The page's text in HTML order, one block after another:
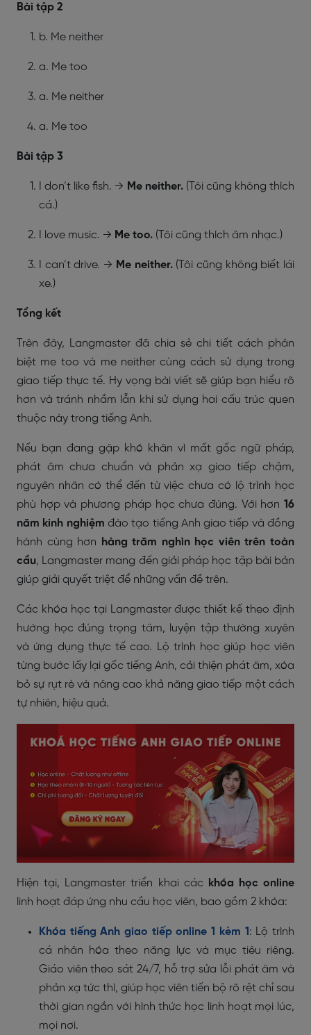
Bài tập 2
b. Me neither
a. Me too
a. Me neither
a. Me too
Bài tập 3
I don’t like fish. → Me neither. (Tôi cũng không thích
cá.)
I love music. → Me too. (Tôi cũng thích âm nhạc.)
I can’t drive. → Me neither. (Tôi cũng không biết lái
xe.)
Tổng kết
Trên đây, Langmaster đã chia sẻ chi tiết cách phân
biệt me too và me neither cùng cách sử dụng trong
giao tiếp thực tế. Hy vọng bài viết sẽ giúp bạn hiểu rõ
hơn và tránh nhầm lẫn khi sử dụng hai cấu trúc quen
thuộc này trong tiếng Anh.
Nếu bạn đang gặp khó khăn vì mất gốc ngữ pháp,
phát âm chưa chuẩn và phản xạ giao tiếp chậm,
nguyên nhân có thể đến từ việc chưa có lộ trình học
phù hợp và phương pháp học chưa đúng. Với hơn 16
năm kinh nghiệm đào tạo tiếng Anh giao tiếp và đồng
hành cùng hơn
hàng trăm nghìn học viên trên toàn
cầu, Langmaster mang đến giải pháp học tập bài bản
giúp giải quyết triệt để những vấn đề trên.
Các khóa học tại Langmaster được thiết kế theo định
hướng học đúng trọng tâm, luyện tập thường xuyên
và ứng dụng thực tế cao. Lộ trình học giúp học viên
từng bước lấy lại gốc tiếng Anh, cải thiện phát âm, xóa
bỏ sự rụt rè và nâng cao khả năng giao tiếp một cách
tự nhiên, hiệu quả.
Hiện tại, Langmaster triển khai các
khóa học online
linh hoạt đáp ứng nhu cầu học viên, bao gồm 2 khóa:
Khóa tiếng Anh giao tiếp online 1 kèm 1 : Lộ trình
cá nhân hóa theo năng lực và mục tiêu riêng.
Giáo viên theo sát 24/7, hỗ trợ sửa lỗi phát âm và
phản xạ tức thì, giúp học viên tiến bộ rõ rệt chỉ sau
thời gian ngắn với hình thức học linh hoạt mọi lúc,
mọi nơi.